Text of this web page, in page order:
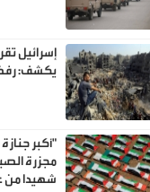
إسرائيل
يكشف:
"أكبر
شهيدا من